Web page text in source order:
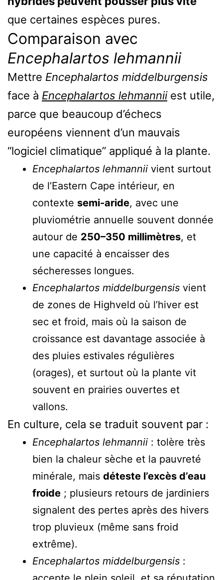
que certaines espèces pures.
Comparaison avec
Encephalartos lehmannii
Mettre Encephalartos middelburgensis
face à Encephalartos lehmanniiest utile,
parce que beaucoup d’échecs
européens viennent d’un mauvais
“logiciel climatique” appliqué à la plante.
Encephalartos lehmannii vient surtout
de l’Eastern Cape intérieur, en
contexte semi-aride, avec une
pluviométrie annuelle souvent donnée
autour de 250–350 millimètres, et
une capacité à encaisser des
sécheresses longues.
Encephalartos middelburgensis vient
de zones de Highveld où l’hiver est
sec et froid, mais où la saison de
croissance est davantage associée à
des pluies estivales régulières
(orages), et surtout où la plante vit
souvent en prairies ouvertes et
vallons.
En culture, cela se traduit souvent par :
Encephalartos lehmannii : tolère très
bien la chaleur sèche et la pauvreté
minérale, mais déteste l’excès d’eau
froide ; plusieurs retours de jardiniers
signalent des pertes après des hivers
trop pluvieux (même sans froid
extrême).
Encephalartos middelburgensis :